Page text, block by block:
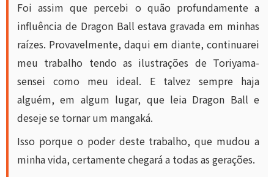
Foi assim que percebi o quão profundamente a
influência de Dragon Ball estava gravada em minhas
raízes. Provavelmente, daqui em diante, continuarei
meu trabalho tendo as ilustrações de Toriyama-
sensei como meu ideal. E talvez sempre haja
alguém, em algum lugar, que leia Dragon Ball e
deseje se tornar um mangaká.
Isso porque o poder deste trabalho, que mudou a
minha vida, certamente chegará a todas as gerações.